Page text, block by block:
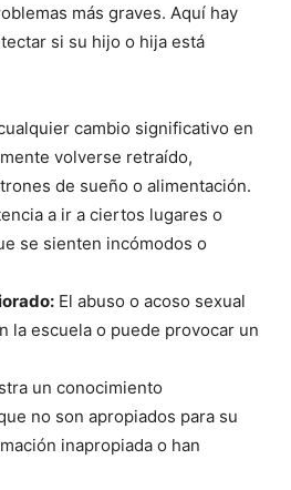
más graves. Aquí hay
si su hijo o hija está
cambio significativo en
volverse retraído,
de sueño o alimentación.
a ir a ciertos lugares o
se sienten incómodos o
El abuso o acoso sexual
la escuela o puede provocar un
un conocimiento
no son apropiados para su
inapropiada o han